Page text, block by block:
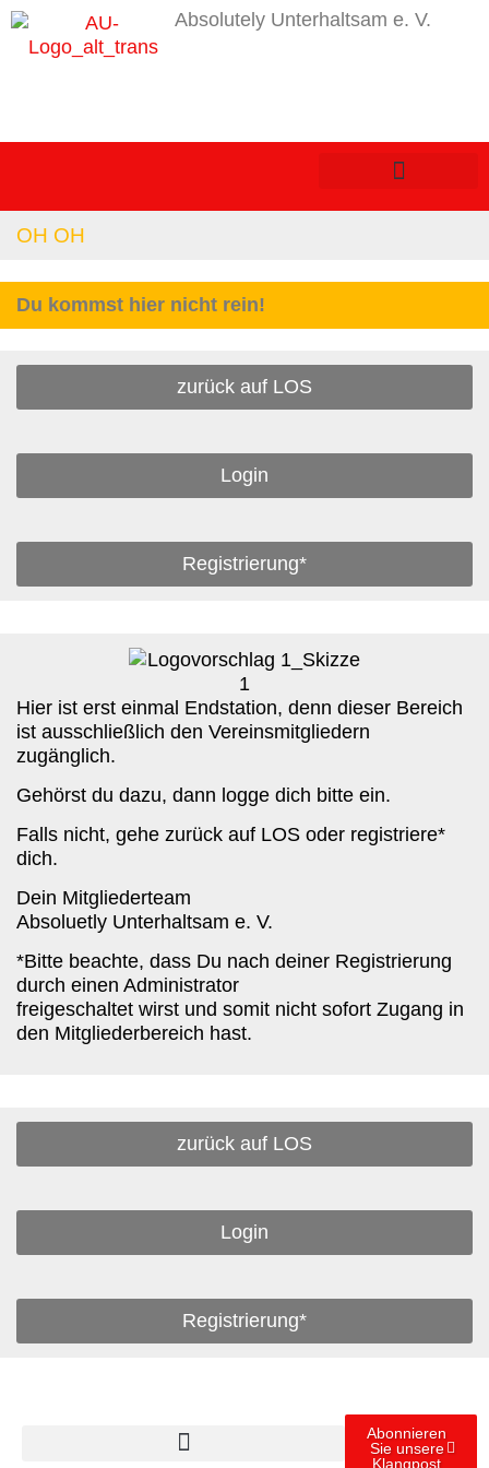
Absolutely Unterhaltsam e. V.
OH OH
Du kommst hier nicht rein!
zurück auf LOS
Login
Registrierung*
Hier ist erst einmal Endstation, denn dieser Bereich
ist ausschließlich den Vereinsmitgliedern
zugänglich.
Gehörst du dazu, dann logge dich bitte ein.
Falls nicht, gehe zurück auf LOS oder registriere*
dich.
Dein Mitgliederteam
Absoluetly Unterhaltsam e. V.
*Bitte beachte, dass Du nach deiner Registrierung
durch einen Administrator
freigeschaltet wirst und somit nicht sofort Zugang in
den Mitgliederbereich hast.
zurück auf LOS
Login
Registrierung*
Abonnieren
Sie unsere
Klangpost